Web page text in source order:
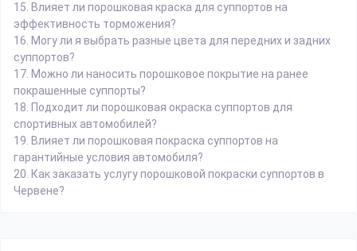
15. Влияет ли порошковая краска для суппортов на
эффективность торможения?
16. Могу ли я выбрать разные цвета для передних и задних
суппортов?
17. Можно ли наносить порошковое покрытие на ранее
покрашенные суппорты?
18. Подходит ли порошковая окраска суппортов для
спортивных автомобилей?
19. Влияет ли порошковая покраска суппортов на
гарантийные условия автомобиля?
20. Как заказать услугу порошковой покраски суппортов в
Червене?